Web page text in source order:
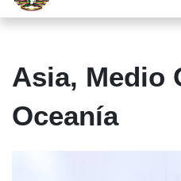
Asia, Medio
Oceanía